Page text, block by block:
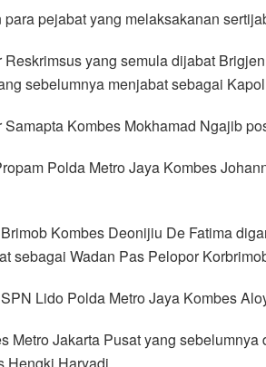
para pejabat yang melaksakanan
Reskrimsus yang semula dijabat
sebelumnya menjabat sebagai
Samapta Kombes Mokhamad Ngajib
Polda Metro Jaya Kombes
Kombes Deonijiu De Fatima
sebagai Wadan Pas Pelopor
Lido Polda Metro Jaya Kombes
Metro Jakarta Pusat yang